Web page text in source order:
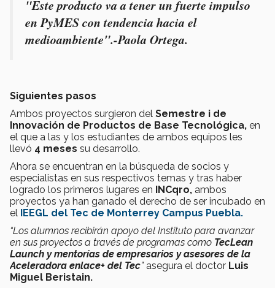
"Este producto va a tener un fuerte impulso
en PyMES con tendencia hacia el
medioambiente".-Paola Ortega.
Siguientes pasos
Ambos proyectos surgieron del Semestre i de
Innovación de Productos de Base Tecnológica, en
el que a las y los estudiantes de ambos equipos les
llevó 4 meses su desarrollo.
Ahora se encuentran en la búsqueda de socios y
especialistas en sus respectivos temas y tras haber
logrado los primeros lugares en INCqro, ambos
proyectos ya han ganado el derecho de ser incubado en
el IEEGL del Tec de Monterrey Campus Puebla.
“Los alumnos recibirán apoyo del Instituto para avanzar
en sus proyectos a través de programas como TecLean
Launch y mentorías de empresarios y asesores de la
Aceleradora enlace+ del Tec”asegura el doctor Luis
Miguel Beristain.